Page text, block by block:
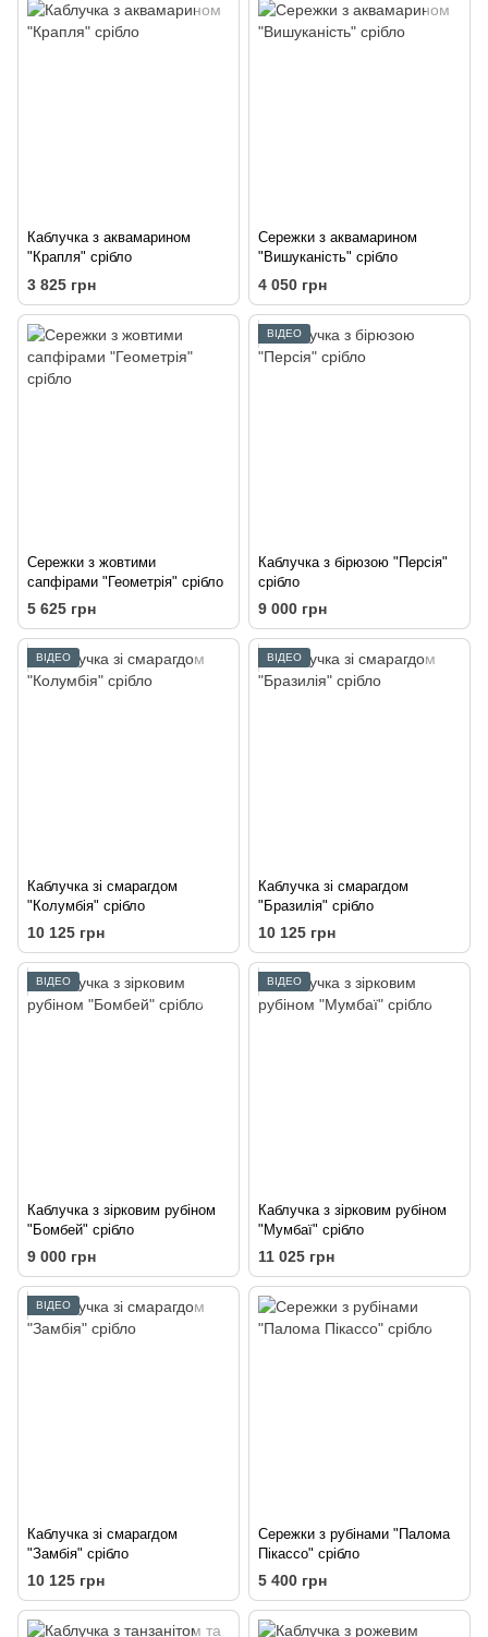
Каблучка з аквамарином
"Крапля" срібло
3 825 грн
Сережки з аквамарином
"Вишуканість" срібло
4 050 грн
Сережки з жовтими
сапфірами "Геометрія" срібло
5 625 грн
ВІДЕО
Каблучка з бірюзою "Персія"
срібло
9 000 грн
ВІДЕО
Каблучка зі смарагдом
"Колумбія" срібло
10 125 грн
ВІДЕО
Каблучка зі смарагдом
"Бразилія" срібло
10 125 грн
ВІДЕО
Каблучка з зірковим рубіном
"Бомбей" срібло
9 000 грн
ВІДЕО
Каблучка з зірковим рубіном
"Мумбаї" срібло
11 025 грн
ВІДЕО
Каблучка зі смарагдом
"Замбія" срібло
10 125 грн
Сережки з рубінами "Палома
Пікассо" срібло
5 400 грн